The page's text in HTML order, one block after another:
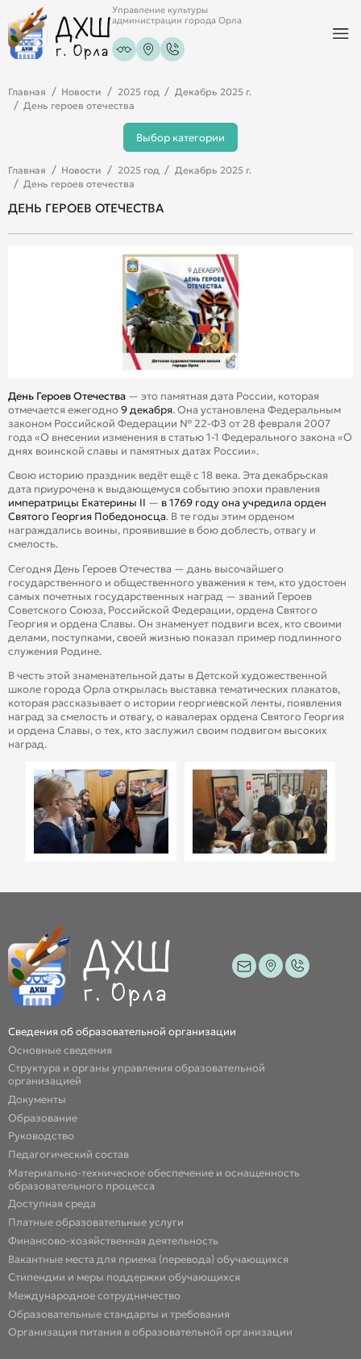
Управление культуры
администрации города Орла
Главная Новости 2025 год
Декабрь 2025 г.
День героев отечества
Выбор категории
Главная Новости 2025 год
Декабрь 2025 г.
День героев отечества
ДЕНЬ ГЕРОЕВ ОТЕЧЕСТВА
День Героев Отечества — это памятная дата России, которая
отмечается ежегодно9 декабря. Она установлена Федеральным
законом Российской Федерации № 22-ФЗ от 28 февраля 2007
года «О внесении изменения в статью 1-1 Федерального закона «О
днях воинской славы и памятных датах России».
Свою историю праздник ведёт ещё с 18 века. Эта декабрьская
дата приурочена к выдающемуся событию эпохи правления
императрицы Екатерины II — в 1769 году она учредила орден
Святого Георгия Победоносца. В те годы этим орденом
награждались воины, проявившие в бою доблесть, отвагу и
смелость.
Сегодня День Героев Отечества — дань высочайшего
государственного и общественного уважения к тем, кто удостоен
самых почетных государственных наград — званий Героев
Советского Союза, Российской Федерации, ордена Святого
Георгия и ордена Славы. Он знаменует подвиги всех, кто своими
делами, поступками, своей жизнью показал пример подлинного
служения Родине.
В честь этой знаменательной даты в Детской художественной
школе города Орла открылась выставка тематических плакатов,
которая рассказывает о истории георгиевской ленты, появления
наград за смелость и отвагу, о кавалерах ордена Святого Георгия
и ордена Славы, о тех, кто заслужил своим подвигом высоких
наград.
Сведения об образовательной организации
Основные сведения
Структура и органы управления образовательной
организацией
Документы
Образование
Руководство
Педагогический состав
Материально-техническое обеспечение и оснащенность
образовательного процесса
Доступная среда
Платные образовательные услуги
Финансово-хозяйственная деятельность
Вакантные места для приема (перевода) обучающихся
Стипендии и меры поддержки обучающихся
Международное сотрудничество
Образовательные стандарты и требования
Организация питания в образовательной организации